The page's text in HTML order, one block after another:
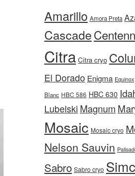
Amarillo Amora Preta
Cascade
Citra Citra cryo
El Dorado Enigma Equinox
Blanc HBC 586 HBC 630
Lubelski Magnum
Mosaic Mosaic cryo
Nelson Sauvin
Sabro Sabro cryo